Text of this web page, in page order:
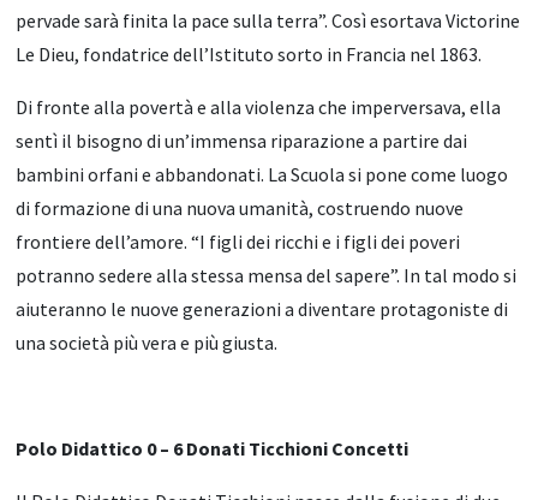
pervade sarà finita la pace sulla terra”. Così esortava Victorine
Le Dieu, fondatrice dell’Istituto sorto in Francia nel 1863.
Di fronte alla povertà e alla violenza che imperversava, ella
sentì il bisogno di un’immensa riparazione a partire dai
bambini orfani e abbandonati. La Scuola si pone come luogo
di formazione di una nuova umanità, costruendo nuove
frontiere dell’amore. “I figli dei ricchi e i figli dei poveri
potranno sedere alla stessa mensa del sapere”. In tal modo si
aiuteranno le nuove generazioni a diventare protagoniste di
una società più vera e più giusta.
Polo Didattico 0 – 6 Donati Ticchioni Concetti